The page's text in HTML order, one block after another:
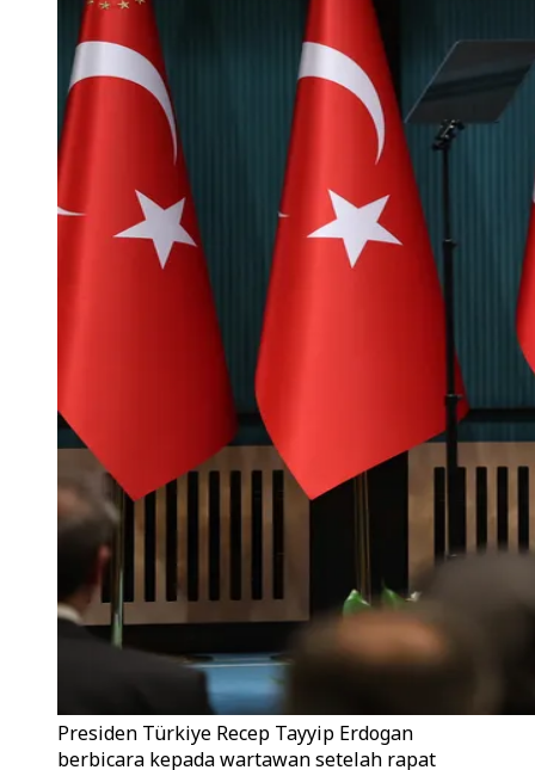
Presiden Türkiye Recep Tayyip Erdogan
berbicara kepada wartawan setelah rapat